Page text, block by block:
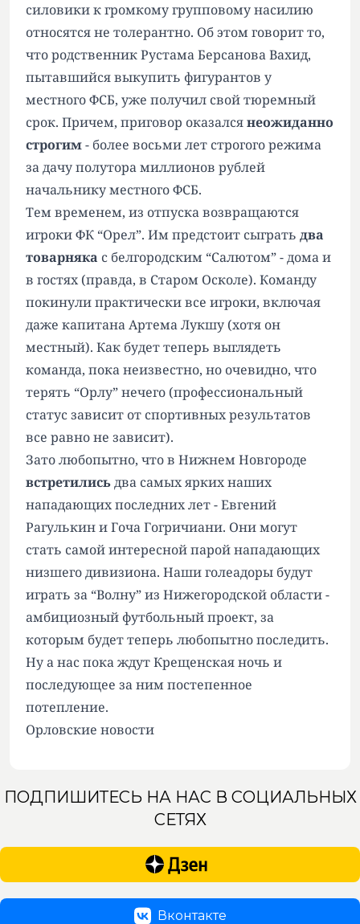
силовики к громкому групповому насилию
относятся не толерантно. Об этом говорит то,
что родственник Рустама Берсанова Вахид,
пытавшийся выкупить фигурантов у
местного ФСБ, уже получил свой тюремный
срок. Причем, приговор оказалсянеожиданно
строгим- более восьми лет строгого режима
за дачу полутора миллионов рублей
начальнику местного ФСБ.
Тем временем, из отпуска возвращаются
игроки ФК “Орел”. Им предстоит сыграть два
товарняка с белгородским “Салютом” - дома и
в гостях (правда, в Старом Осколе). Команду
покинули практически все игроки, включая
даже капитана Артема Лукшу (хотя он
местный). Как будет теперь выглядеть
команда, пока неизвестно, но очевидно, что
терять “Орлу” нечего (профессиональный
статус зависит от спортивных результатов
все равно не зависит).
Зато любопытно, что в Нижнем Новгороде
встретилисьдва самых ярких наших
нападающих последних лет - Евгений
Рагулькин и Гоча Гогричиани. Они могут
стать самой интересной парой нападающих
низшего дивизиона. Наши голеадоры будут
играть за “Волну” из Нижегородской области -
амбициозный футбольный проект, за
которым будет теперь любопытно последить.
Ну а нас пока ждут Крещенская ночь и
последующее за ним постепенное
потепление.
Орловские новости
ПОДПИШИТЕСЬ НА НАС В СОЦИАЛЬНЫХ
СЕТЯХ
Вконтакте